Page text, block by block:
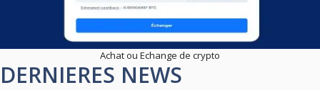
Achat ou Echange de crypto
DERNIERES NEWS